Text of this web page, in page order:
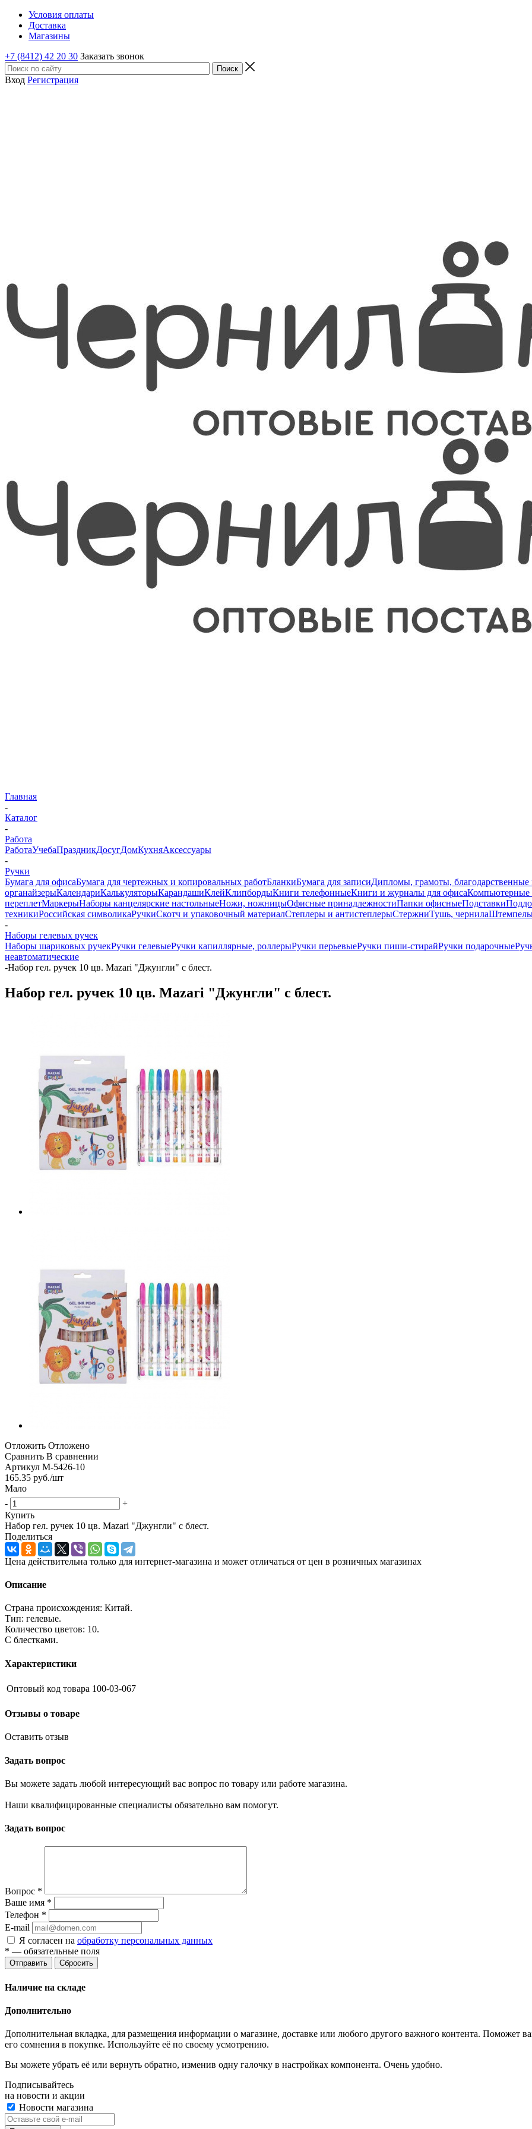
Условия оплаты
Доставка
Магазины
+7 (8412) 42 20 30 Заказать звонок
Вход Регистрация
Главная
-
Каталог
-
Работа
РаботаУчебаПраздникДосугДомКухняАксессуары
-
Ручки
Бумага для офисаБумага для чертежных и копировальных работБланкиБумага для записиДипломы, грамоты, благодарственные
органайзерыКалендариКалькуляторыКарандашиКлейКлипбордыКниги телефонныеКниги и журналы для офисаКомпьютерные
переплетМаркерыНаборы канцелярские настольныеНожи, ножницыОфисные принадлежностиПапки офисныеПодставки
техникиРоссийская символикаРучкиСкотч и упаковочный материалСтеплеры и антистеплерыСтержниТушь, чернила
-
Наборы гелевых ручек
Наборы шариковых ручекРучки гелевыеРучки капиллярные, роллерыРучки перьевыеРучки пиши-стирайРучки подарочные
неавтоматические
-Набор гел. ручек 10 цв. Mazari "Джунгли" с блест.
Набор гел. ручек 10 цв. Mazari "Джунгли" с блест.
Отложить Отложено
Сравнить В сравнении
Артикул М-5426-10
165.35 руб./шт
Мало
-
+
Купить
Набор гел. ручек 10 цв. Mazari "Джунгли" с блест.
Поделиться
Цена действительна только для интернет-магазина и может отличаться от цен в розничных магазинах
Описание
Страна происхождения: Китай.
Тип: гелевые.
Количество цветов: 10.
С блестками.
Характеристики
Оптовый код товара 100-03-067
Отзывы о товаре
Оставить отзыв
Задать вопрос
Вы можете задать любой интересующий вас вопрос по товару или работе магазина.
Наши квалифицированные специалисты обязательно вам помогут.
Задать вопрос
Вопрос *
Ваше имя *
Телефон *
E-mail
Я согласен на обработку персональных данных
* — обязательные поля
Отправить Сбросить
Наличие на складе
Дополнительно
Дополнительная вкладка, для размещения информации о магазине, доставке или любого другого важного контента. Поможет
его сомнения в покупке. Используйте её по своему усмотрению.
Вы можете убрать её или вернуть обратно, изменив одну галочку в настройках компонента. Очень удобно.
Подписывайтесь
на новости и акции
Новости магазина